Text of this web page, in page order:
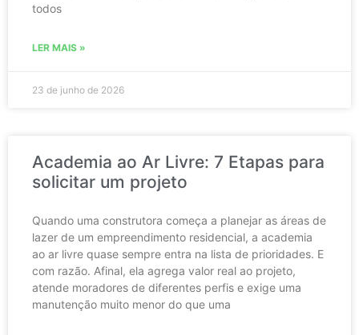
todos
LER MAIS »
23 de junho de 2026
Academia ao Ar Livre: 7 Etapas para
solicitar um projeto
Quando uma construtora começa a planejar as áreas de
lazer de um empreendimento residencial, a academia
ao ar livre quase sempre entra na lista de prioridades. E
com razão. Afinal, ela agrega valor real ao projeto,
atende moradores de diferentes perfis e exige uma
manutenção muito menor do que uma